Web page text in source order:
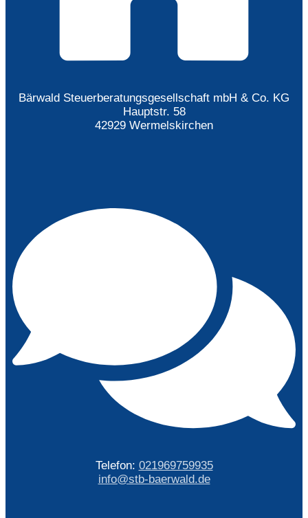
Bärwald Steuerberatungsgesellschaft mbH & Co. KG
Hauptstr. 58
42929 Wermelskirchen
Telefon: 021969759935
info@stb-baerwald.de